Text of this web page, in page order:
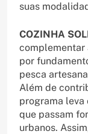
suas
COZINHA
complementar
por
pesca
Além de
programa leva
que passam
urbanos.